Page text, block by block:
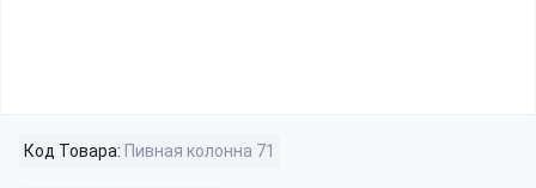
Код Товара: Пивная колонна 71